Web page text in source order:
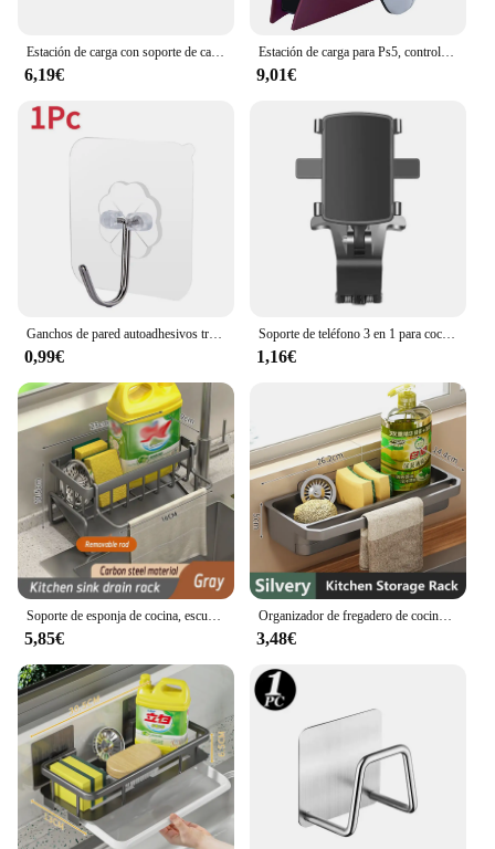
Estación de carga con soporte de cargador de 4 puertos con Cable USB para consola de juegos WII con indicador LED batería recargable
6,19€
Estación de carga para Ps5, controlador inalámbrico DualSense con indicadores de carga LED, Cargador rápido Dual
9,01€
Ganchos de pared autoadhesivos transparentes, gancho de pared multiusos de alta resistencia, soporte para llaves, soporte para toallas, accesorios de cocina y baño
0,99€
Soporte de teléfono 3 en 1 para coche, salpicadero para espejo retrovisor, soporte de navegación GPS para teléfono móvil, soporte de teléfono automático ajustable para iPhone 14
1,16€
5,85€
Organizador de fregadero de cocina, estante de drenaje automático, soporte de esponja, escurridor de jabón, accesorios de cocina
3,48€